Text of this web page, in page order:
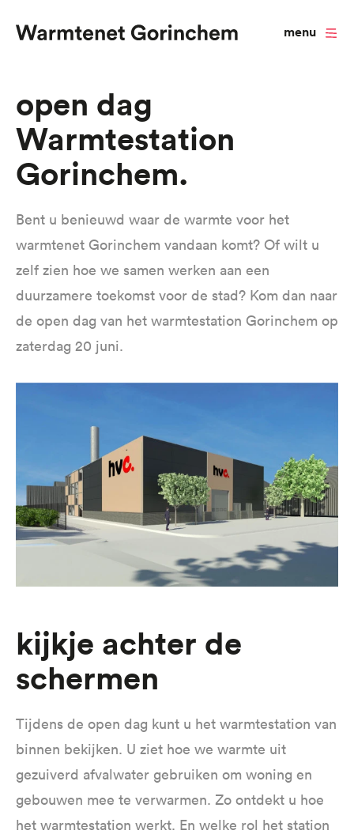
menu
en
naar
de
inhoud
gaan
Open dag
Warmtestation
Gorinchem
Bent u benieuwd waar de warmte voor het
warmtenet Gorinchem vandaan komt? Of wilt u
zelf zien hoe we samen werken aan een
duurzamere toekomst voor de stad? Kom dan naar
de open dag van het warmtestation Gorinchem op
zaterdag 20 juni.
kijkje achter de
schermen
Tijdens de open dag kunt u het warmtestation van
binnen bekijken. U ziet hoe we warmte uit
gezuiverd afvalwater gebruiken om woning en
gebouwen mee te verwarmen. Zo ontdekt u hoe
het warmtestation werkt. En welke rol het station